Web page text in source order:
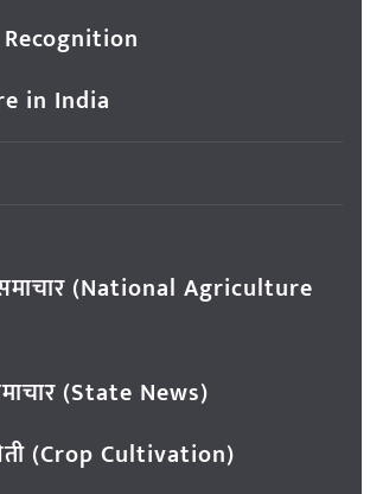
in India
समाचार (National Agriculture
(State News)
(Crop Cultivation)